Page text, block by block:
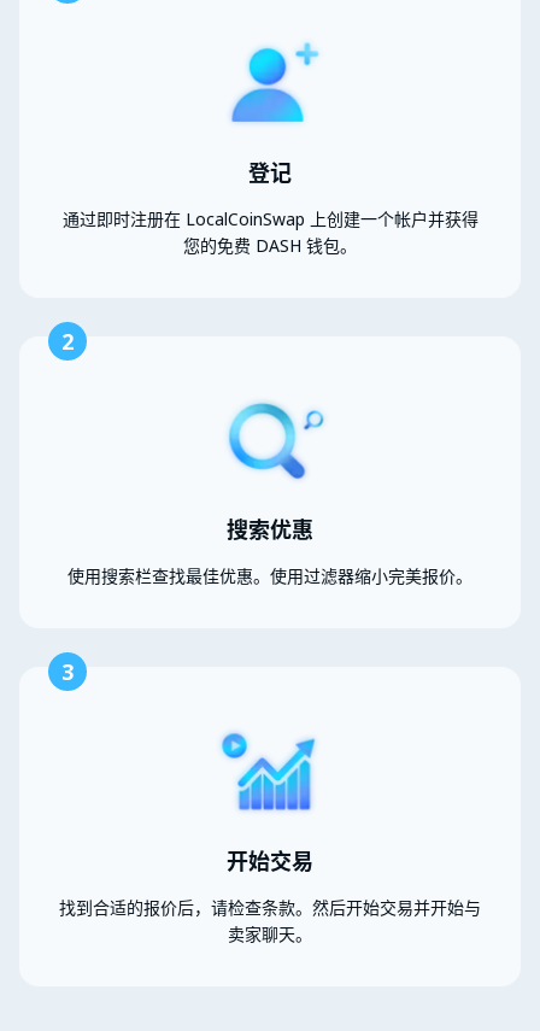
登记
通过即时注册在 LocalCoinSwap 上创建一个帐户并获得
您的免费 DASH 钱包。
2
搜索优惠
使用搜索栏查找最佳优惠。使用过滤器缩小完美报价。
3
开始交易
找到合适的报价后，请检查条款。然后开始交易并开始与
卖家聊天。